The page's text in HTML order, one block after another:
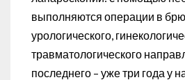
выполняются операции в
урологического,
травматологического
последнего – уже три года у